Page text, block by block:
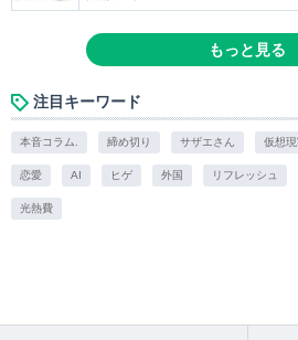
もっと見る
注目キーワード
本音コラム. 締め切り サザエさん 仮想
恋愛 AI ヒゲ 外国 リフレッシュ
光熱費